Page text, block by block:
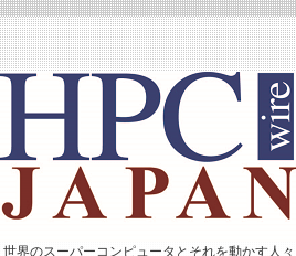
世界のスーパーコンピュータとそれを動かす人々